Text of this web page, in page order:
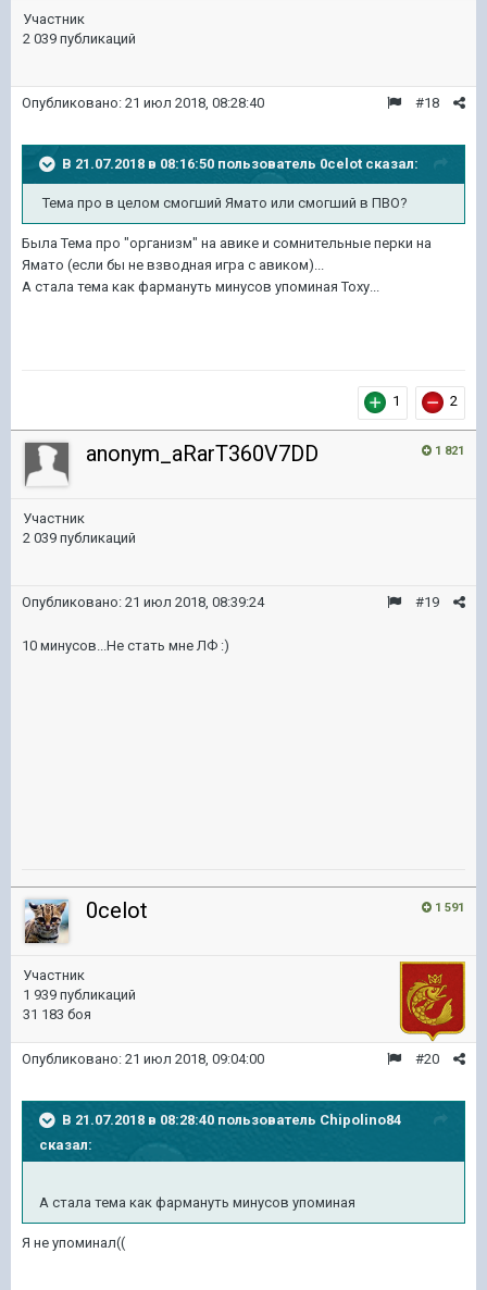
Участник
2 039 публикаций
#18
Опубликовано: 21 июл 2018, 08:28:40
В 21.07.2018 в 08:16:50 пользователь 0celot сказал:
Тема про в целом смогший Ямато или смогший в ПВО?
Была Тема про "организм" на авике и сомнительные перки на
Ямато (если бы не взводная игра с авиком)...
А стала тема как фармануть минусов упоминая Тоху...
1 2
1 821
anonym_aRarT360V7DD
Участник
2 039 публикаций
#19
Опубликовано: 21 июл 2018, 08:39:24
10 минусов...Не стать мне ЛФ :)
1 591
0celot
Участник
1 939 публикаций
31 183 боя
#20
Опубликовано: 21 июл 2018, 09:04:00
В 21.07.2018 в 08:28:40 пользователь Chipolino84
сказал:
А стала тема как фармануть минусов упоминая
Я не упоминал((